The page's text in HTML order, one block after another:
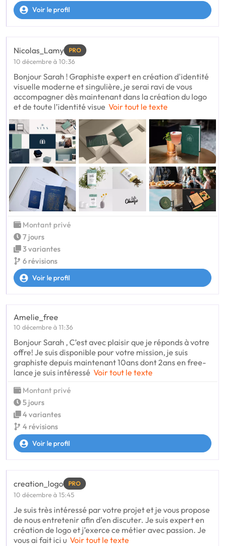
Voir le profil
Nicolas_Lamy PRO
10 décembre à 10:36
Bonjour Sarah ! Graphiste expert en création d'identité
visuelle moderne et singulière, je serai ravi de vous
accompagner dès maintenant dans la création du logo
et de toute l’identité visue Voir tout le texte
Montant privé
7 jours
3 variantes
6 révisions
Voir le profil
Amelie_free
10 décembre à 11:36
Bonjour Sarah , C’est avec plaisir que je réponds à votre
offre! Je suis disponible pour votre mission, je suis
graphiste depuis maintenant 10ans dont 2ans en free-
lance je suis intéressé Voir tout le texte
Montant privé
5 jours
4 variantes
4 révisions
Voir le profil
creation_logo PRO
10 décembre à 15:45
Je suis très intéressé par votre projet et je vous propose
de nous entretenir afin d’en discuter. Je suis expert en
création de logo et j’exerce ce métier avec passion. Je
vous ai fait ici u Voir tout le texte